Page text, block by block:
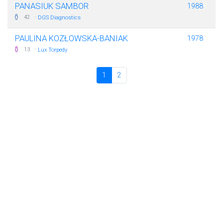
PANASIUK SAMBOR
42 · DGS Diagnostics
1988
PAULINA KOZŁOWSKA-BANIAK
13 · Lux Torpedy
1978
1 2